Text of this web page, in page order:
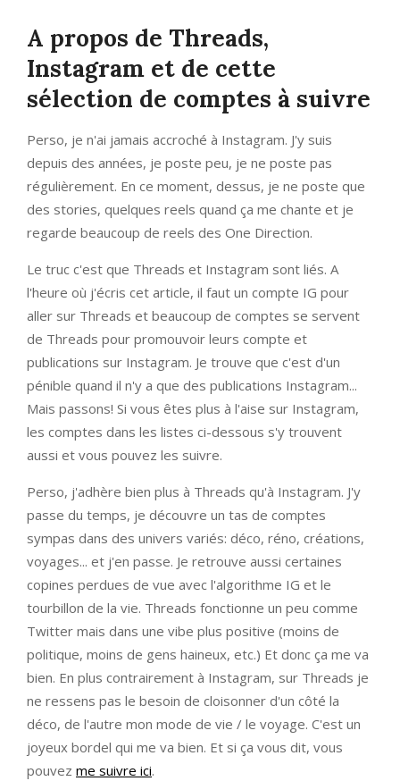
A propos de Threads,
Instagram et de cette
sélection de comptes à suivre
Perso, je n'ai jamais accroché à Instagram. J'y suis
depuis des années, je poste peu, je ne poste pas
régulièrement. En ce moment, dessus, je ne poste que
des stories, quelques reels quand ça me chante et je
regarde beaucoup de reels des One Direction.
Le truc c'est que Threads et Instagram sont liés. A
l'heure où j'écris cet article, il faut un compte IG pour
aller sur Threads et beaucoup de comptes se servent
de Threads pour promouvoir leurs compte et
publications sur Instagram. Je trouve que c'est d'un
pénible quand il n'y a que des publications Instagram...
Mais passons! Si vous êtes plus à l'aise sur Instagram,
les comptes dans les listes ci-dessous s'y trouvent
aussi et vous pouvez les suivre.
Perso, j'adhère bien plus à Threads qu'à Instagram. J'y
passe du temps, je découvre un tas de comptes
sympas dans des univers variés: déco, réno, créations,
voyages... et j'en passe. Je retrouve aussi certaines
copines perdues de vue avec l'algorithme IG et le
tourbillon de la vie. Threads fonctionne un peu comme
Twitter mais dans une vibe plus positive (moins de
politique, moins de gens haineux, etc.) Et donc ça me va
bien. En plus contrairement à Instagram, sur Threads je
ne ressens pas le besoin de cloisonner d'un côté la
déco, de l'autre mon mode de vie / le voyage. C'est un
joyeux bordel qui me va bien. Et si ça vous dit, vous
pouvez me suivre ici.